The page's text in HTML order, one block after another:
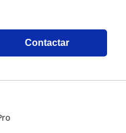
Contactar